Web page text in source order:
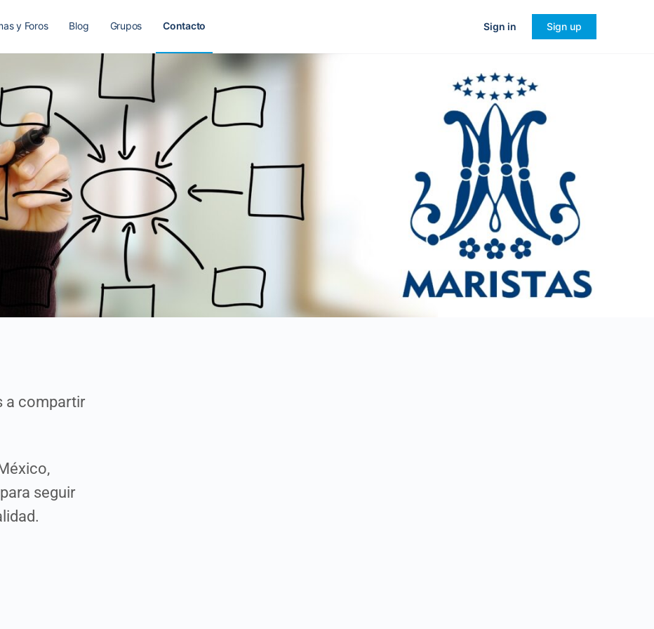
y Foros Blog Grupos Contacto Sign in Sign up
a compartir
seguir